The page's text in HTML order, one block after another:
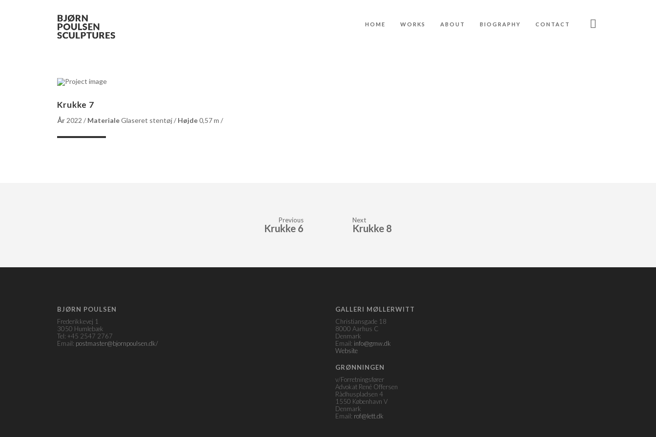
HOME WORKS ABOUT BIOGRAPHY CONTACT
Krukke 7
År 2022 / MaterialeGlaseret stentøj / Højde0,57 m /
Previous
Krukke 6
Next
Krukke 8
BJØRN POULSEN
Frederikkevej 1
3050 Humlebæk
Tel: +45 2547 2767
Email: postmaster@bjornpoulsen.dk/
GALLERI MØLLERWITT
Christiansgade 18
8000 Aarhus C
Denmark
Email: info@gmw.dk
Website
GRØNNINGEN
v/Forretningsfører
Advokat René Offersen
Rådhuspladsen 4
1550 København V
Denmark
Email: rof@lett.dk